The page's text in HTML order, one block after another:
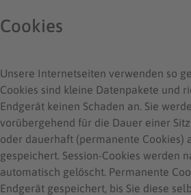
Cookies
Unsere Internetseiten verwenden so
Cookies sind kleine Datenpakete und
Endgerät keinen Schaden an. Sie
vorübergehend für die Dauer einer
oder dauerhaft (permanente Cookies)
gespeichert. Session-Cookies werden
automatisch gelöscht. Permanente
Endgerät gespeichert, bis Sie diese